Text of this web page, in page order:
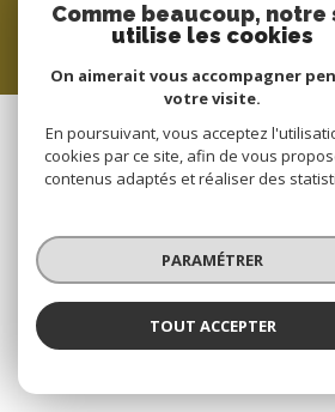
Comme beaucoup, notre
utilise les cookies
On aimerait vous accompagner
votre visite.
En poursuivant, vous acceptez
cookies par ce site, afin de vous
contenus adaptés et réaliser des
PARAMÉTRER
TOUT ACCEPTER